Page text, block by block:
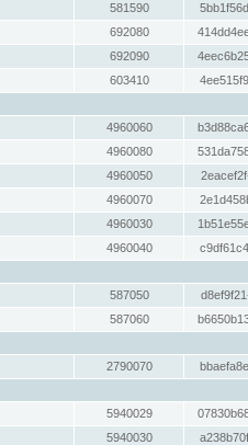
581590
692080
692090
603410
4960060
4960080
4960050
4960070
4960030
4960040
587050
587060
2790070
5940029
5940030